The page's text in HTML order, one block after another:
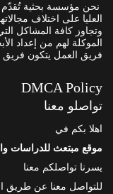
نحن مؤسسة بحثية تُقدّم
العليا على اختلاف
وتجاوز كافة المشاكل
الموكلة لهم من إعداد
فريق العمل يتكون فريق
DMCA Policy
تواصلو معنا
اهلا بكم في
موقع مبتعث للدراسات
يسرنا تواصلكم معنا
للتواصل معنا عن طريق